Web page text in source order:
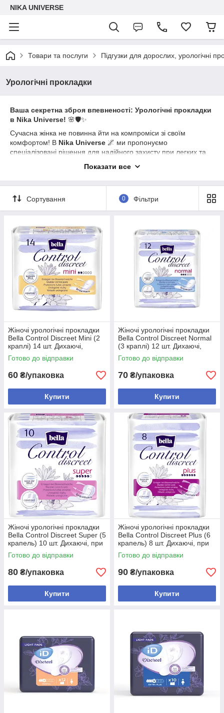
NIKA UNIVERSE
Товари та послуги Підгузки для дорослих, урологічні
Урологічні прокладки
Ваша секретна зброя впевненості: Урологічні прокладки
в Nika Universe! 🌸🛡️✨
Сучасна жінка не повинна йти на компроміси зі своїм
комфортом! В Nika Universe 🌌 ми пропонуємо
спеціалізовані рішення для надійного захисту при легких та
для того, щоб ви забули про незручності та насолоджувалися
Чому варто обрати спеціальні урологічні прокладки?
✅
💎
суперабсорбент у прокладках
перетворює вологу на гель за лічені секунди,
залишаючи поверхню сухою. Це у кілька разів
ефективніше за звичайні гігієнічні засоби! 🚀🛡️
Нейтралізація запаху:
🌬️ Спеціальні технології
Odour Control у серіяхSeni Lady таBella Control
Discreetнадійно блокують неприємні запахи, даруючи
вам відчуття свіжості на весь день. 🌿✨
Абсолютна непомітність:
🕶️ Завдяки анатомічній
формі та малій товщині, ці прокладки ідеально
прилягають до тіла, залишаючись невидимими навіть
під облягаючим одягом.
Турбота про шкіру:
☁️ Повітропроникні матеріали
дозволяють шкірі дихати, запобігаючи подразненням та
підтримуючи природний рівень pH.
бездоганний комфорт!
❤️🥇 Обирайте перевірену якість від
лідерів ринку та залишайтеся впевненою у собі 24/7! 🌟💐💯
Показати все
Сортування 0 Фільтри
Жіночі урологічні прокладки
Bella Control Discreet Mini (2
краплі) 14 шт. Дихаючі,
вбираючі
Готово до відправки
60 ₴/упаковка
Купити
Жіночі урологічні прокладки
Bella Control Discreet Normal
(3 краплі) 12 шт. Дихаючі,
вбираючі
Готово до відправки
70 ₴/упаковка
Купити
Жіночі урологічні прокладки
Bella Control Discreet Super (5
крапель) 10 шт. Дихаючі, при
легкому нетриманні,
вбираючі
Готово до відправки
80 ₴/упаковка
Купити
Жіночі урологічні прокладки
Bella Control Discreet Plus (6
крапель) 8 шт. Дихаючі, при
легкому нетриманні,
вбираючі
Готово до відправки
90 ₴/упаковка
Купити